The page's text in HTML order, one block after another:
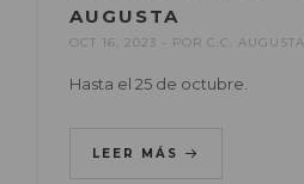
AUGUSTA
OCT 16, 2023 POR C.C. AUGUSTA
Hasta el 25 de octubre.
LEER MÁS